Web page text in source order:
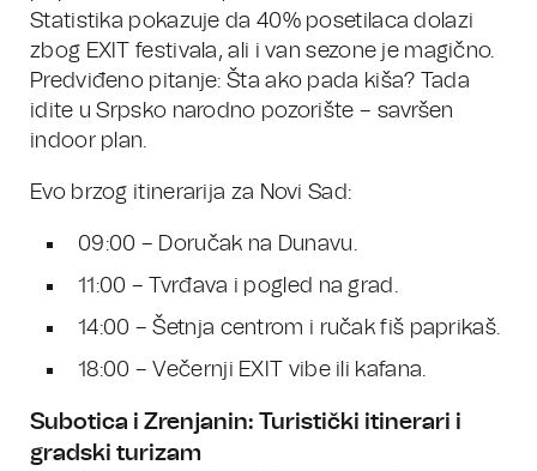
Statistika pokazuje da 40% posetilaca dolazi
zbog EXIT festivala, ali i van sezone je magično.
Predviđeno pitanje: Šta ako pada kiša? Tada
idite u Srpsko narodno pozorište – savršen
indoor plan.
Evo brzog itinerarija za Novi Sad:
09:00 – Doručak na Dunavu.
11:00 – Tvrđava i pogled na grad.
14:00 – Šetnja centrom i ručak fiš paprikaš.
18:00 – Večernji EXIT vibe ili kafana.
Subotica i Zrenjanin: Turistički itinerari i
gradski turizam